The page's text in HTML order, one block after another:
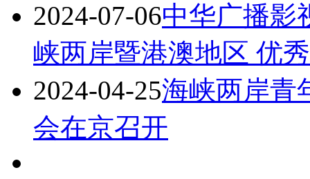
2024-07-06中华广播影
峡两岸暨港澳地区 优
2024-04-25海峡两岸青
会在京召开